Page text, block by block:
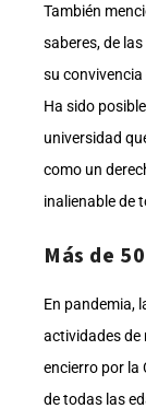
También
saberes, de
su
Ha sido
universidad
como un
inalienable de
Más de
En pandemia,
actividades de
encierro por la
de todas las